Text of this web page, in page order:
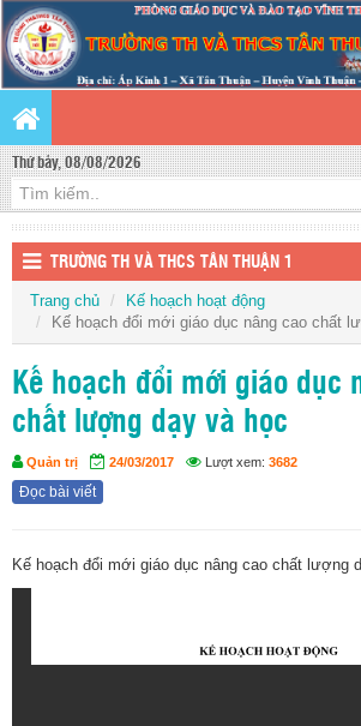
Thứ bảy, 08/08/2026
TRƯỜNG TH VÀ THCS TÂN THUẬN 1
Trang chủ
Kế hoạch hoạt động
Kế hoạch đổi mới giáo dục nâng cao chất
Kế hoạch đổi mới giáo dục
chất lượng dạy và học
Quản trị 24/03/2017 Lượt xem: 3682
Đọc bài viết
Kế hoạch đổi mới giáo dục nâng cao chất lượng